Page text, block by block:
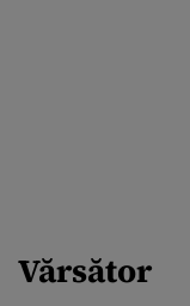
Vărsător